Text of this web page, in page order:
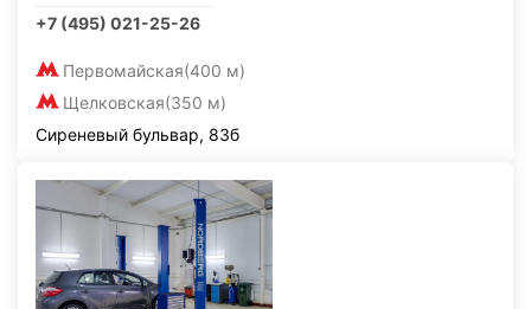
+7 (495) 021-25-26
Первомайская(400 м)
Щелковская(350 м)
Сиреневый бульвар, 83б